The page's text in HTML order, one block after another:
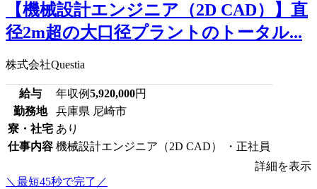
【機械設計エンジニア（2D CAD）】直
径2m超の大口径プラントのトータル...
株式会社Questia
給与 年収例5,920,000円
勤務地
兵庫県 尼崎市
寮・社宅 あり
仕事内容 機械設計エンジニア（2D CAD） ・正社員
詳細を表示
＼最短45秒で完了／